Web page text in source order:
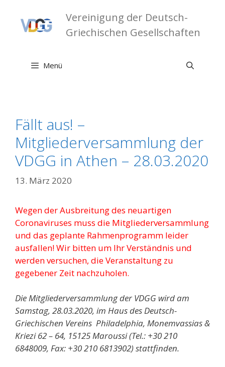
Inhalt
springen
Vereinigung der Deutsch-
Griechischen Gesellschaften
Menü
Fällt aus! –
Mitgliederversammlung der
VDGG in Athen – 28.03.2020
13. März 2020
Wegen der Ausbreitung des neuartigen
Coronaviruses muss die Mitgliederversammlung
und das geplante Rahmenprogramm leider
ausfallen! Wir bitten um Ihr Verständnis und
werden versuchen, die Veranstaltung zu
gegebener Zeit nachzuholen.
Die Mitgliederversammlung der VDGG wird am
Samstag, 28.03.2020, im Haus des Deutsch-
Griechischen Vereins Philadelphia, Monemvassias &
Kriezi 62 – 64, 15125 Maroussi (Tel.: +30 210
6848009, Fax: +30 210 6813902) stattfinden.